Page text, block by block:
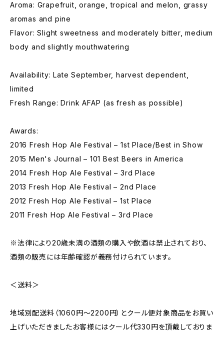
Aroma: Grapefruit, orange, tropical and melon, grassy
aromas and pine
Flavor: Slight sweetness and moderately bitter, medium
body and slightly mouthwatering
Availability: Late September, harvest dependent,
limited
Fresh Range: Drink AFAP (as fresh as possible)
Awards:
2016 Fresh Hop Ale Festival – 1st Place/Best in Show
2015 Men's Journal – 101 Best Beers in America
2014 Fresh Hop Ale Festival – 3rd Place
2013 Fresh Hop Ale Festival – 2nd Place
2012 Fresh Hop Ale Festival – 1st Place
2011 Fresh Hop Ale Festival – 3rd Place
※法律により20歳未満の酒類の購入や飲酒は禁止されており、
酒類の販売には年齢確認が義務付けられています。
＜送料＞
地域別配送料（1060円～2200円）とクール便対象商品をお買い
上げいただきましたお客様にはクール代330円を頂戴しておりま